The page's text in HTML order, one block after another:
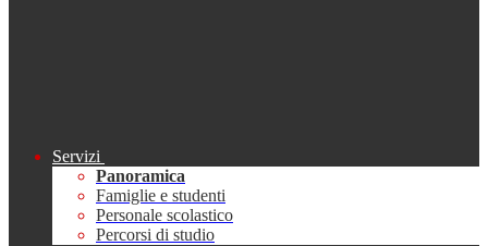
Servizi
Panoramica
Famiglie e studenti
Personale scolastico
Percorsi di studio